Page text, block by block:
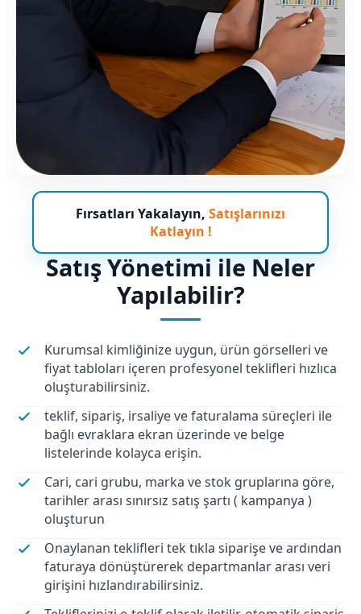
Fırsatları Yakalayın, Satışlarınızı
Katlayın !
Satış Yönetimi ile Neler
Yapılabilir?
Kurumsal kimliğinize uygun, ürün görselleri ve
fiyat tabloları içeren profesyonel teklifleri hızlıca
oluşturabilirsiniz.
teklif, sipariş, irsaliye ve faturalama süreçleri ile
bağlı evraklara ekran üzerinde ve belge
listelerinde kolayca erişin.
Cari, cari grubu, marka ve stok gruplarına göre,
tarihler arası sınırsız satış şartı ( kampanya )
oluşturun
Onaylanan teklifleri tek tıkla siparişe ve ardından
faturaya dönüştürerek departmanlar arası veri
girişini hızlandırabilirsiniz.